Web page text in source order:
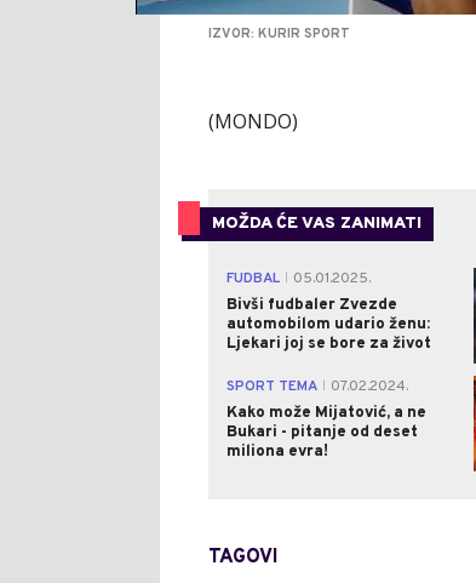
IZVOR: KURIR SPORT
(MONDO)
MOŽDA ĆE VAS ZANIMATI
FUDBAL
05.01.2025.
Bivši fudbaler Zvezde
automobilom udario ženu:
Ljekari joj se bore za život
SPORT TEMA
07.02.2024.
Kako može Mijatović, a ne
Bukari - pitanje od deset
miliona evra!
TAGOVI